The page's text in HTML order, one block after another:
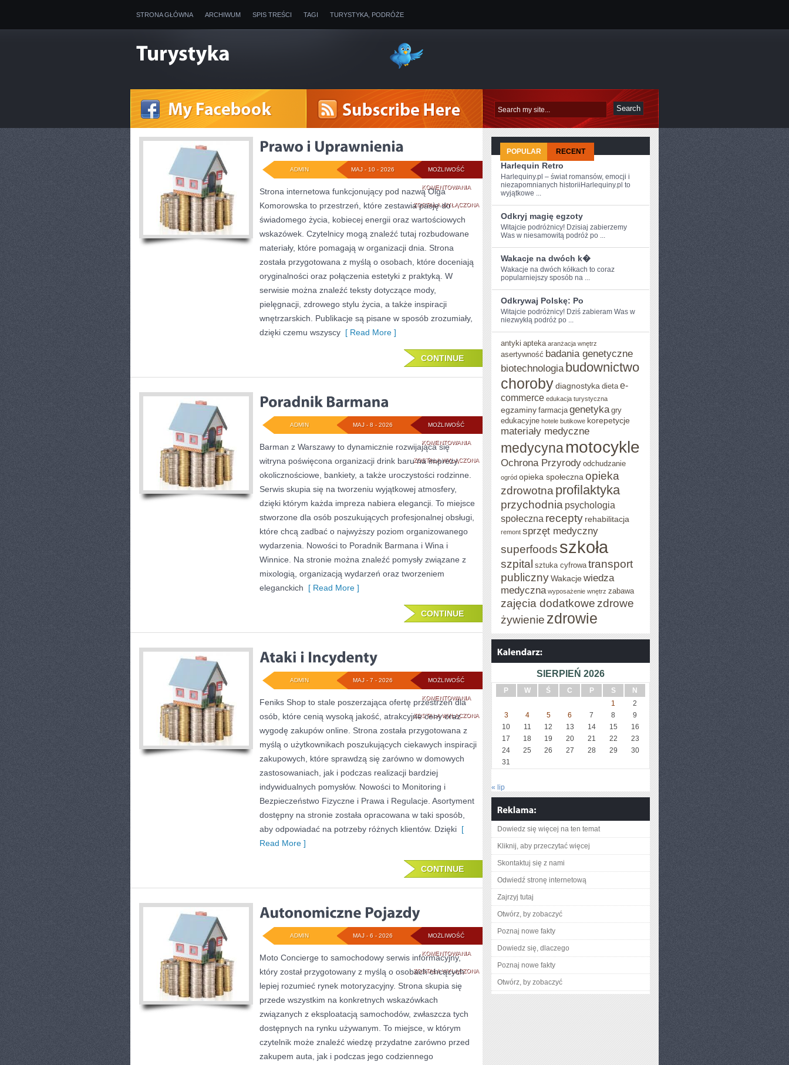
STRONA GŁÓWNA ARCHIWUM SPIS TREŚCI TAGI TURYSTYKA, PODRÓŻE
MOŻLIWOŚĆ
KOMENTOWANIAPRAWO
I
UPRAWNIENIA
ZOSTAŁA WYŁĄCZONA
MAJ - 10 - 2026
ADMIN
Strona internetowa funkcjonujący pod nazwą Olga
Komorowska to przestrzeń, które zestawia pasję do
świadomego życia, kobiecej energii oraz wartościowych
wskazówek. Czytelnicy mogą znaleźć tutaj rozbudowane
materiały, które pomagają w organizacji dnia. Strona
została przygotowana z myślą o osobach, które doceniają
oryginalności oraz połączenia estetyki z praktyką. W
serwisie można znaleźć teksty dotyczące mody,
pielęgnacji, zdrowego stylu życia, a także inspiracji
wnętrzarskich. Publikacje są pisane w sposób zrozumiały,
dzięki czemu wszyscy [ Read More ]
CONTINUE
MOŻLIWOŚĆ
KOMENTOWANIAPORADNIK
BARMANA
ZOSTAŁA WYŁĄCZONA
MAJ - 8 - 2026
ADMIN
Barman z Warszawy to dynamicznie rozwijająca się
witryna poświęcona organizacji drink baru na imprezy
okolicznościowe, bankiety, a także uroczystości rodzinne.
Serwis skupia się na tworzeniu wyjątkowej atmosfery,
dzięki którym każda impreza nabiera elegancji. To miejsce
stworzone dla osób poszukujących profesjonalnej obsługi,
które chcą zadbać o najwyższy poziom organizowanego
wydarzenia. Nowości to Poradnik Barmana i Wina i
Winnice. Na stronie można znaleźć pomysły związane z
mixologią, organizacją wydarzeń oraz tworzeniem
eleganckich [ Read More ]
CONTINUE
MOŻLIWOŚĆ
KOMENTOWANIAATAKI
I
INCYDENTY
ZOSTAŁA WYŁĄCZONA
MAJ - 7 - 2026
ADMIN
Feniks Shop to stale poszerzająca ofertę przestrzeń dla
osób, które cenią wysoką jakość, atrakcyjne ceny oraz
wygodę zakupów online. Strona została przygotowana z
myślą o użytkownikach poszukujących ciekawych inspiracji
zakupowych, które sprawdzą się zarówno w domowych
zastosowaniach, jak i podczas realizacji bardziej
indywidualnych pomysłów. Nowości to Monitoring i
Bezpieczeństwo Fizyczne i Prawa i Regulacje. Asortyment
dostępny na stronie została opracowana w taki sposób,
aby odpowiadać na potrzeby różnych klientów. Dzięki [
Read More ]
CONTINUE
MOŻLIWOŚĆ
KOMENTOWANIAAUTONOMICZNE
POJAZDY
ZOSTAŁA WYŁĄCZONA
MAJ - 6 - 2026
ADMIN
Moto Concierge to samochodowy serwis informacyjny,
który został przygotowany z myślą o osobach chcących
lepiej rozumieć rynek motoryzacyjny. Strona skupia się
przede wszystkim na konkretnych wskazówkach
związanych z eksploatacją samochodów, zwłaszcza tych
dostępnych na rynku używanym. To miejsce, w którym
czytelnik może znaleźć wiedzę przydatne zarówno przed
zakupem auta, jak i podczas jego codziennego
POPULAR RECENT
Harlequin Retro
Harlequiny.pl – świat romansów, emocji i
niezapomnianych historiiHarlequiny.pl to
wyjątkowe ...
Odkryj magię egzoty
Witajcie podróżnicy! Dzisiaj zabierzemy
Was w niesamowitą podróż ⁢po⁣ ...
Wakacje na dwóch k�
Wakacje na dwóch​ kółkach to ‌coraz‍
popularniejszy sposób na⁢ ...
Odkrywaj Polskę: Po
Witajcie podróżnicy!⁣ Dziś zabieram Was w
niezwykłą podróż po ...
antyki apteka aranżacja wnętrz
asertywność badania genetyczne
biotechnologia budownictwo
chorobydiagnostyka dieta e-
commerce edukacja turystyczna
egzaminy farmacja genetyka gry
edukacyjne hotele butikowe korepetycje
materiały medyczne
medycynamotocykle
Ochrona Przyrody odchudzanie
ogród opieka społeczna opieka
zdrowotna profilaktyka
przychodnia psychologia
społeczna recepty rehabilitacja
remont sprzęt medyczny
superfoods szkoła
szpital sztuka cyfrowa transport
publicznyWakacjewiedza
medyczna wyposażenie wnętrz zabawa
zajęcia dodatkowe zdrowe
żywienie zdrowie
SIERPIEŃ 2026
P W Ś C P S
N
1
2
3
4 5 6 7 8
9
10
11 12 13 14 15
16
17
18 19 20 21 22
23
24
25 26 27 28 29
30
31
« lip
Dowiedz się więcej na ten temat
Kliknij, aby przeczytać więcej
Skontaktuj się z nami
Odwiedź stronę internetową
Zajrzyj tutaj
Otwórz, by zobaczyć
Poznaj nowe fakty
Dowiedz się, dlaczego
Poznaj nowe fakty
Otwórz, by zobaczyć